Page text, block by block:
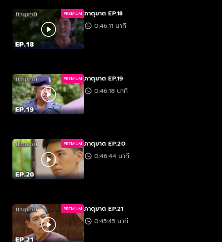
PREMIUM ภาตุฆาต EP.18
0:46:11 นาที
PREMIUM ภาตุฆาต EP.19
0:46:18 นาที
PREMIUM ภาตุฆาต EP.20
0:46:44 นาที
PREMIUM ภาตุฆาต EP.21
0:45:45 นาที